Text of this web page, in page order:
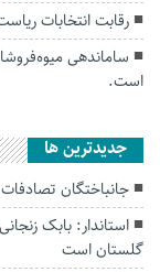
رقابت انتخابات
ساماندهی
است.
جديدترين ها
جانباختگان تصادفات
گلستان است